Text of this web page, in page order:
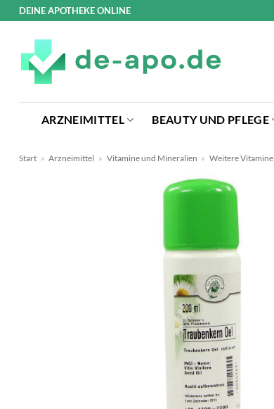
ZumDEINE APOTHEKE ONLINE
ARZNEIMITTEL BEAUTY UND PFLEGE
Start » Arzneimittel » Vitamine und Mineralien » Weitere Vitamine